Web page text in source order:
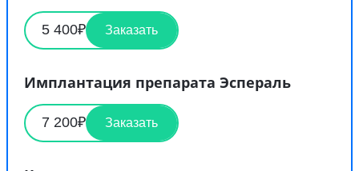
5 400₽ Заказать
Имплантация препарата Эспераль
7 200₽ Заказать